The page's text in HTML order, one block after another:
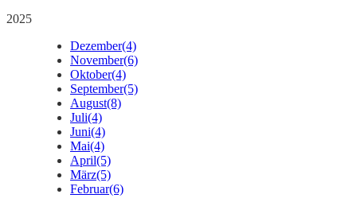
2025
Dezember(4)
November(6)
Oktober(4)
September(5)
August(8)
Juli(4)
Juni(4)
Mai(4)
April(5)
März(5)
Februar(6)